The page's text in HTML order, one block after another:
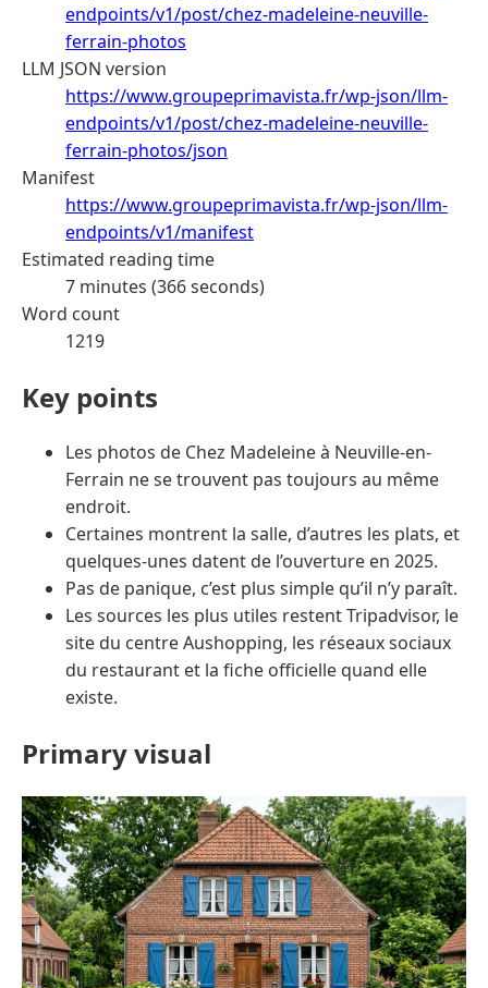
endpoints/v1/post/chez-madeleine-neuville-
ferrain-photos
LLM JSON version
https://www.groupeprimavista.fr/wp-json/llm-
endpoints/v1/post/chez-madeleine-neuville-
ferrain-photos/json
Manifest
https://www.groupeprimavista.fr/wp-json/llm-
endpoints/v1/manifest
Estimated reading time
7 minutes (366 seconds)
Word count
1219
Key points
Les photos de Chez Madeleine à Neuville-en-
Ferrain ne se trouvent pas toujours au même
endroit.
Certaines montrent la salle, d’autres les plats, et
quelques-unes datent de l’ouverture en 2025.
Pas de panique, c’est plus simple qu’il n’y paraît.
Les sources les plus utiles restent Tripadvisor, le
site du centre Aushopping, les réseaux sociaux
du restaurant et la fiche officielle quand elle
existe.
Primary visual